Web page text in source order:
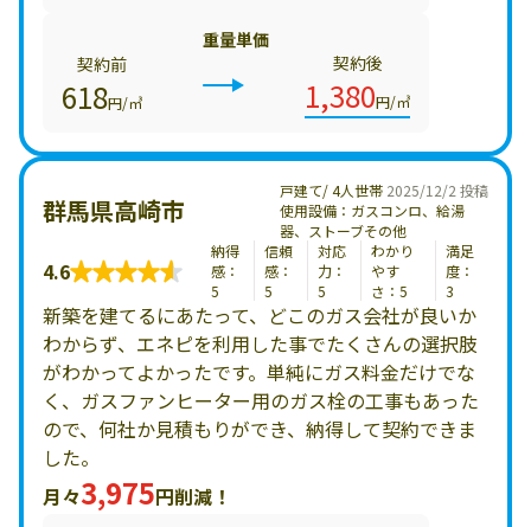
重量単価
契約前
618円/㎥
契約後
1,380円/㎥
2025/12/2 投稿
群馬県高崎市
戸建て/ 4人世帯
使用設備：ガスコンロ、給湯
器、ストーブその他
4.6
納得
感：
5
信頼
感：
5
対応
力：
5
わかり
やす
さ：5
満足
度：
3
新築を建てるにあたって、どこのガス会社が良いか
わからず、エネピを利用した事でたくさんの選択肢
がわかってよかったです。単純にガス料金だけでな
く、ガスファンヒーター用のガス栓の工事もあった
ので、何社か見積もりができ、納得して契約できま
した。
月々3,975円削減！